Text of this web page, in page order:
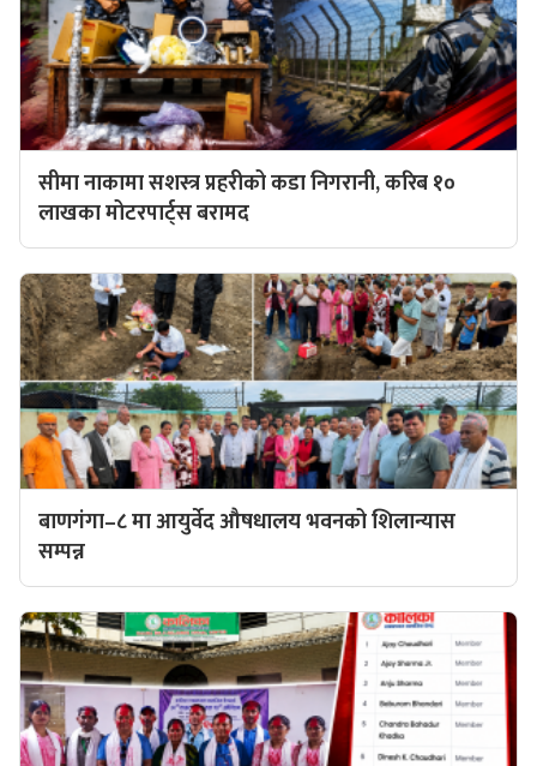
सीमा नाकामा सशस्त्र प्रहरीको कडा निगरानी, करिब १०
लाखका मोटरपार्ट्स बरामद
बाणगंगा–८ मा आयुर्वेद औषधालय भवनको शिलान्यास
सम्पन्न